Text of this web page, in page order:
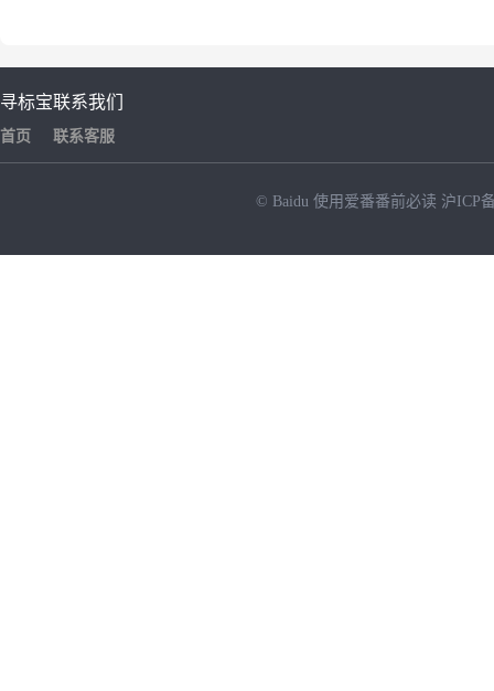
寻标宝
首页
联系我们
联系客服
© Baidu 使用爱番番前必读 沪ICP